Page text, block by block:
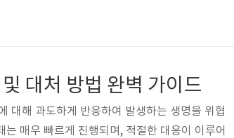
, 이는 이들이 더 많은 영양소를 필요로 하거나
대처 방법 완벽 가이드
대해 과도하게 반응하여 발생하는 생명을 위협
매우 빠르게 진행되며, 적절한 대응이 이루어